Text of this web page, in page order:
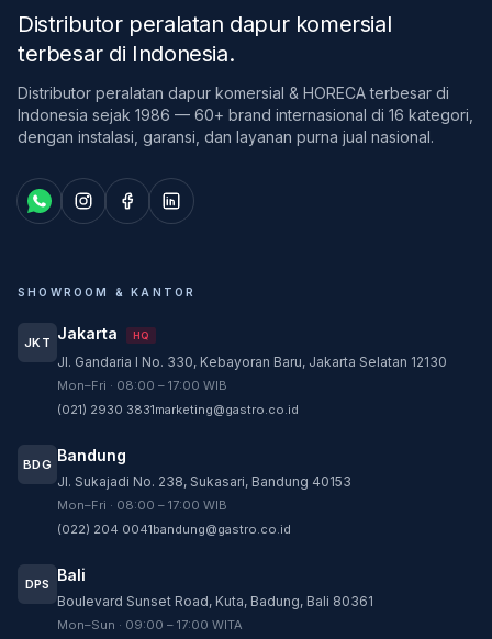
Distributor peralatan dapur komersial
terbesar di Indonesia.
Distributor peralatan dapur komersial & HORECA terbesar di
Indonesia sejak 1986 — 60+ brand internasional di 16 kategori,
dengan instalasi, garansi, dan layanan purna jual nasional.
SHOWROOM & KANTOR
JKT Jakarta HQ
Jl. Gandaria I No. 330, Kebayoran Baru, Jakarta Selatan 12130
Mon–Fri · 08:00 – 17:00 WIB
(021) 2930 3831marketing@gastro.co.id
BDG Bandung
Jl. Sukajadi No. 238, Sukasari, Bandung 40153
Mon–Fri · 08:00 – 17:00 WIB
(022) 204 0041bandung@gastro.co.id
DPS Bali
Boulevard Sunset Road, Kuta, Badung, Bali 80361
Mon–Sun · 09:00 – 17:00 WITA
Customer Service
sesuai kebutuhan Anda.
Tim biasanya membalas dalam beberapa menit.
CS - Tanya Produk Gastro